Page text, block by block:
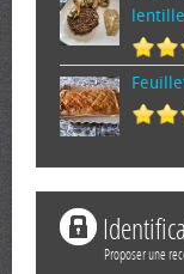
Proposer une